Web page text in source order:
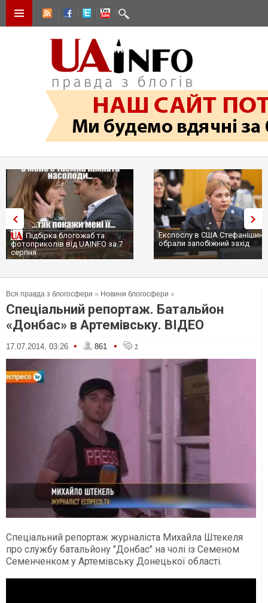
Підбірка блогожаб та
фотоприколів від UAINFO за 7
серпня
Експослу в США
обрали запобіжний захід
Вся правда з блогосфери » Новини блогосфери »
Спеціальний репортаж. Батальйон
«Донбас» в Артемівську. ВІДЕО
17.07.2014, 03:26 • 861 • 2
Спеціальний репортаж журналіста Михайла Штекеля
про службу батальйону "Донбас" на чолі із Семеном
Семенченком у Артемівську Донецької області.